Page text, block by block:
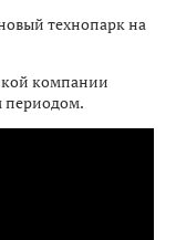
технопарк на
компании
периодом.